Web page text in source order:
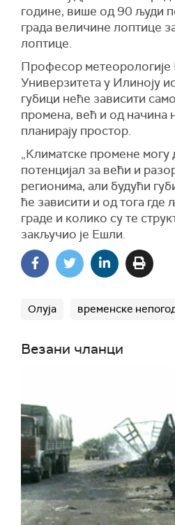
године, више од 90 људи
града величине лоптице
лоптице.
Професор
Универзитета у Илиноју
губици неће зависити
промена, већ и од начина
планирају простор.
„Климатске промене могу
потенцијал за већи и
регионима, али будући
ће зависити и од тога где
граде и колико су те
закључио је Ешли.
Олуја временске
Везани чланци